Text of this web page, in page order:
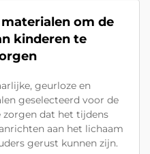
om de
kinderen te
geurloze en
geselecteerd voor de
dat het tijdens
aan het lichaam
gerust kunnen zijn.